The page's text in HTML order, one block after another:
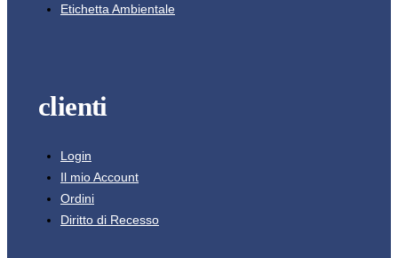
Etichetta Ambientale
clienti
Login
Il mio Account
Ordini
Diritto di Recesso